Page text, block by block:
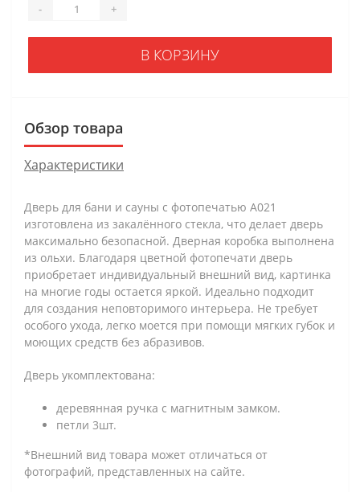
- +
В КОРЗИНУ
Обзор товара
Характеристики
Дверь для бани и сауны с фотопечатью А021
изготовлена из закалённого стекла, что делает дверь
максимально безопасной. Дверная коробка выполнена
из ольхи. Благодаря цветной фотопечати дверь
приобретает индивидуальный внешний вид, картинка
на многие годы остается яркой. Идеально подходит
для создания неповторимого интерьера. Не требует
особого ухода, легко моется при помощи мягких губок и
моющих средств без абразивов.
Дверь укомплектована:
деревянная ручка с магнитным замком.
петли 3шт.
*Внешний вид товара может отличаться от
фотографий, представленных на сайте.